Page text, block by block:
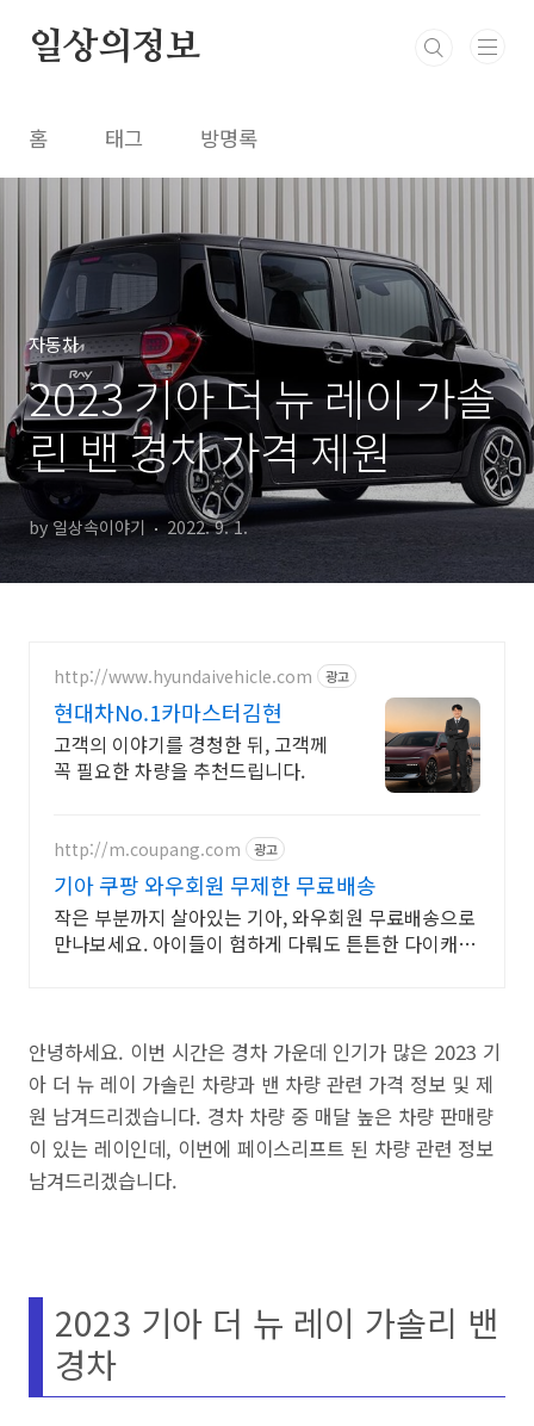
일상의정보
홈 태그 방명록
자동차
2023 기아 더 뉴 레이 가솔
린 밴 경차 가격 제원
by 일상속이야기 2022. 9. 1.
http://www.hyundaivehicle.com 광고
현대차No.1카마스터김현
고객의 이야기를 경청한 뒤, 고객께
꼭 필요한 차량을 추천드립니다.
http://m.coupang.com 광고
기아 쿠팡 와우회원 무제한 무료배송
작은 부분까지 살아있는 기아, 와우회원 무료배송으로
만나보세요. 아이들이 험하게 다뤄도 튼튼한 다이캐스
안녕하세요. 이번 시간은 경차 가운데 인기가 많은 2023 기
아 더 뉴 레이 가솔린 차량과 밴 차량 관련 가격 정보 및 제
원 남겨드리겠습니다. 경차 차량 중 매달 높은 차량 판매량
이 있는 레이인데, 이번에 페이스리프트 된 차량 관련 정보
남겨드리겠습니다.
2023 기아 더 뉴 레이 가솔리 밴
경차